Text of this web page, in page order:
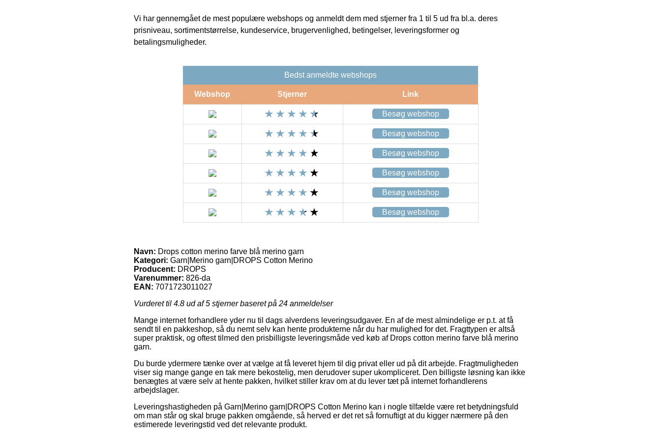
Vi har gennemgået de mest populære webshops og anmeldt dem med stjerner fra 1 til 5 ud fra bl.a. deres
prisniveau, sortimentstørrelse, kundeservice, brugervenlighed, betingelser, leveringsformer og
betalingsmuligheder.
Bedst anmeldte webshops
Webshop Stjerner Link
Besøg webshop
Besøg webshop
Besøg webshop
Besøg webshop
Besøg webshop
Besøg webshop
Navn: Drops cotton merino farve blå merino garn
Kategori: Garn|Merino garn|DROPS Cotton Merino
Producent: DROPS
Varenummer: 826-da
EAN: 7071723011027
Vurderet til 4.8 ud af 5 stjerner baseret på 24 anmeldelser
Mange internet forhandlere yder nu til dags alverdens leveringsudgaver. En af de mest almindelige er p.t. at få
sendt til en pakkeshop, så du nemt selv kan hente produkterne når du har mulighed for det. Fragttypen er altså
super praktisk, og oftest tilmed den prisbilligste leveringsmåde ved køb af Drops cotton merino farve blå merino
garn.
Du burde ydermere tænke over at vælge at få leveret hjem til dig privat eller ud på dit arbejde. Fragtmuligheden
viser sig mange gange en tak mere bekostelig, men derudover super ukompliceret. Den billigste løsning kan ikke
benægtes at være selv at hente pakken, hvilket stiller krav om at du lever tæt på internet forhandlerens
arbejdslager.
Leveringshastigheden på Garn|Merino garn|DROPS Cotton Merino kan i nogle tilfælde være ret betydningsfuld
om man står og skal bruge pakken omgående, så herved er det ret så fornuftigt at du kigger nærmere på den
estimerede leveringstid ved det relevante produkt.